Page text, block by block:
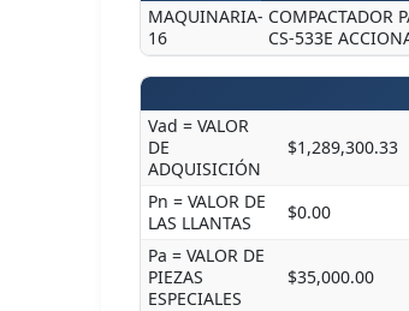
MAQUINARIA-
16
COMPACTADOR
CS-533E
Vad = VALOR
DE
ADQUISICIÓN
$1,289,300.33
Pn = VALOR DE
LAS LLANTAS
$0.00
Pa = VALOR DE
PIEZAS
ESPECIALES
$35,000.00